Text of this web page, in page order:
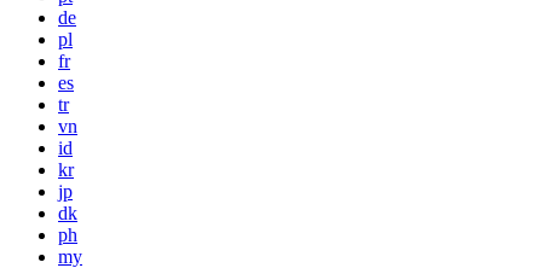
de
pl
fr
es
tr
vn
id
kr
jp
dk
ph
my